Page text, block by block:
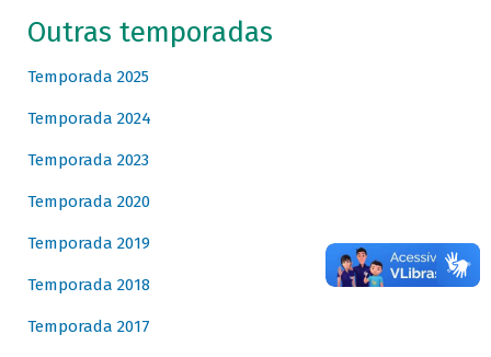
Outras temporadas
Temporada 2025
Temporada 2024
Temporada 2023
Temporada 2020
Temporada 2019
Temporada 2018
Temporada 2017